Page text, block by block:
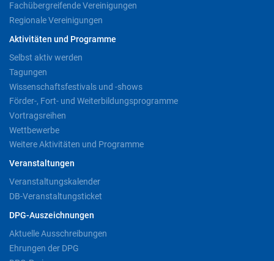
Fachübergreifende Vereinigungen
Regionale Vereinigungen
Aktivitäten und Programme
Selbst aktiv werden
Tagungen
Wissenschaftsfestivals und -shows
Förder-, Fort- und Weiterbildungsprogramme
Vortragsreihen
Wettbewerbe
Weitere Aktivitäten und Programme
Veranstaltungen
Veranstaltungskalender
DB-Veranstaltungsticket
DPG-Auszeichnungen
Aktuelle Ausschreibungen
Ehrungen der DPG